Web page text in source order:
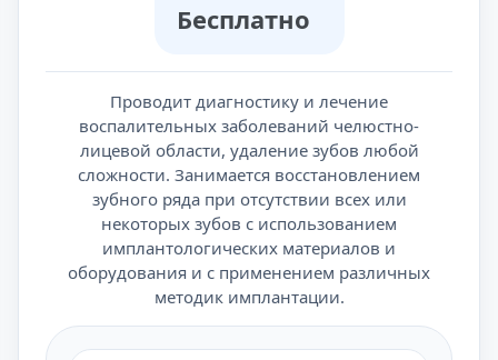
Бесплатно
Проводит диагностику и лечение
воспалительных заболеваний челюстно-
лицевой области, удаление зубов любой
сложности. Занимается восстановлением
зубного ряда при отсутствии всех или
некоторых зубов с использованием
имплантологических материалов и
оборудования и с применением различных
методик имплантации.